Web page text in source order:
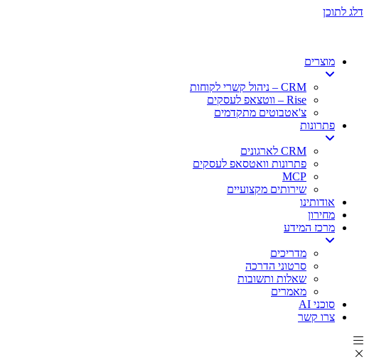
דלג לתוכן
מוצרים
CRM – ניהול קשרי לקוחות
Rise – ווטצאפ לעסקים
צ'אטבוטים מתקדמים
פתרונות
CRM לארגונים
פתרונות וואטסאפ לעסקים
MCP
שירותים מקצועיים
אודותינו
מחירון
מרכז המידע
מדריכים
סרטוני הדרכה
שאלות ותשובות
מאמרים
סוכני AI
צרו קשר